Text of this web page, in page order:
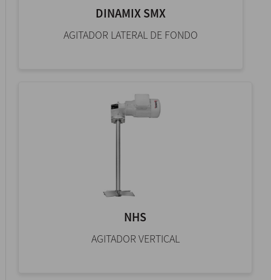
DINAMIX SMX
AGITADOR LATERAL DE FONDO
NHS
AGITADOR VERTICAL